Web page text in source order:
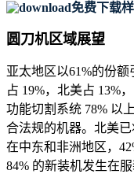
免费下载
圆刀机区域展望
亚太地区以61%的份额
占 19%，北美占 13%
功能切割系统 78% 以
合法规的机器。北美已
在中东和非洲地区，
84% 的新装机发生在